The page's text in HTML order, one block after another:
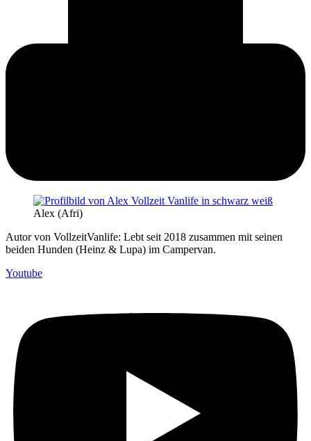
Alex (Afri)
Autor von VollzeitVanlife: Lebt seit 2018 zusammen mit seinen
beiden Hunden (Heinz & Lupa) im Campervan.
Youtube